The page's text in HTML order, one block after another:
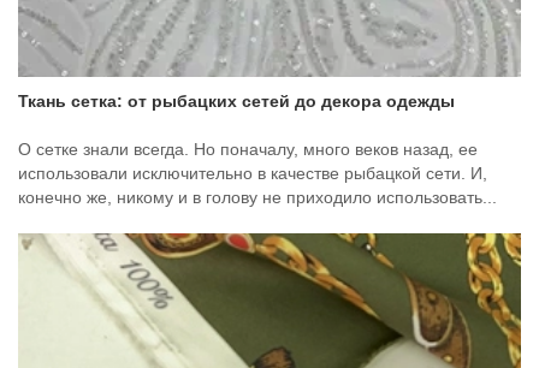
Ткань сетка: от рыбацких сетей до декора одежды
О сетке знали всегда. Но поначалу, много веков назад, ее
использовали исключительно в качестве рыбацкой сети. И,
конечно же, никому и в голову не приходило использовать...